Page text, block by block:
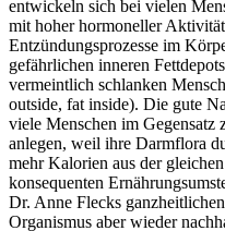
entwickeln sich bei vielen
mit hoher hormoneller
Entzündungsprozesse im
gefährlichen inneren
vermeintlich schlanken
outside, fat inside). Die gute
viele Menschen im Gegensatz
anlegen, weil ihre Darmflora
mehr Kalorien aus der
konsequenten
Dr. Anne Flecks
Organismus aber wieder